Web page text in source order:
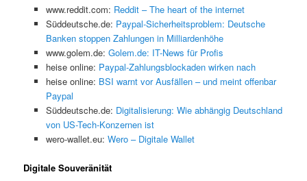
www.reddit.com: Reddit – The heart of the internet
Süddeutsche.de: Paypal-Sicherheitsproblem: Deutsche
Banken stoppen Zahlungen in Milliardenhöhe
www.golem.de: Golem.de: IT-News für Profis
heise online: Paypal-Zahlungsblockaden wirken nach
heise online: BSI warnt vor Ausfällen – und meint offenbar
Paypal
Süddeutsche.de: Digitalisierung: Wie abhängig Deutschland
von US-Tech-Konzernen ist
wero-wallet.eu: Wero – Digitale Wallet
Digitale Souveränität